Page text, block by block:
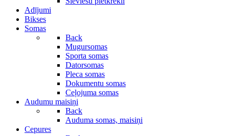
Adījumi
Bikses
Somas
Back
Mugursomas
Sporta somas
Datorsomas
Pleca somas
Dokumentu somas
Ceļojuma somas
Audumu maisiņi
Back
Auduma somas, maisiņi
Cepures